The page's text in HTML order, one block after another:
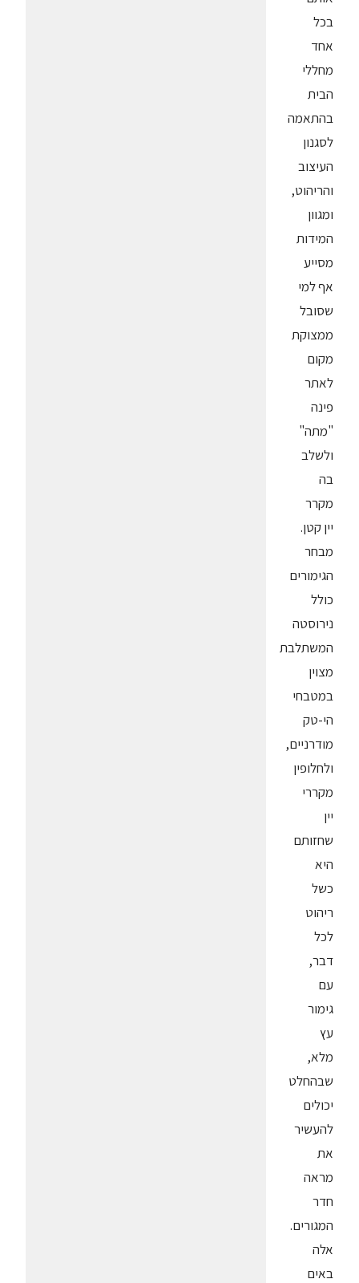
בכל
אחד
מחללי
הבית
בהתאמה
לסגנון
העיצוב
והריהוט,
ומגוון
המידות
מסייע
אף למי
שסובל
ממצוקת
מקום
לאתר
פינה
"מתה"
ולשלב
בה
מקרר
יין קטן.
מבחר
הגימורים
כולל
נירוסטה
המשתלבת
מצוין
במטבחי
הי-טק
מודרניים,
ולחלופין
מקררי
יין
שחזותם
היא
כשל
ריהוט
לכל
דבר,
עם
גימור
עץ
מלא,
שבהחלט
יכולים
להעשיר
את
מראה
חדר
המגורים.
אלה
באים